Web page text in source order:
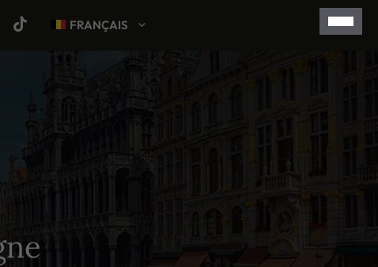
FRANÇAIS